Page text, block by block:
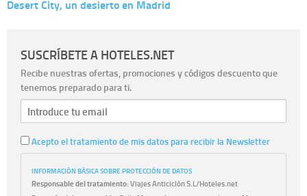
Desert City, un desierto en Madrid
SUSCRÍBETE A HOTELES.NET
Recibe nuestras ofertas, promociones y códigos descuento que
tenemos preparado para ti.
Acepto el tratamiento de mis datos para recibir la Newsletter
INFORMACIÓN BÁSICA SOBRE PROTECCIÓN DE DATOS
Responsable del tratamiento:Viajes Anticiclón S.L/Hoteles.net